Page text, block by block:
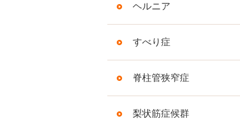
ヘルニア
すべり症
脊柱管狭窄症
梨状筋症候群